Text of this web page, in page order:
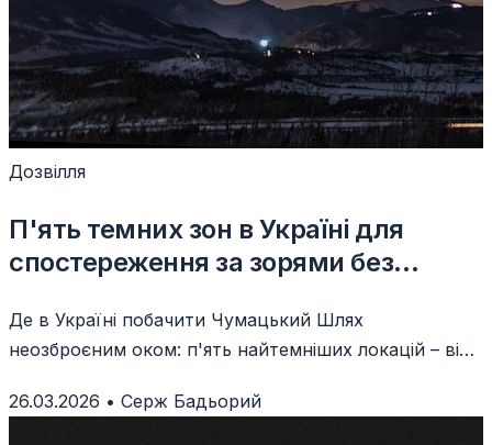
Дозвілля
П'ять темних зон в Україні для
спостереження за зорями без
Де в Україні побачити Чумацький Шлях
неозброєним оком: п'ять найтемніших локацій – від
Одещини.
26.03.2026 • Серж Бадьорий